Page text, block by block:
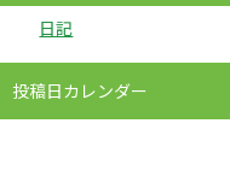
日記
投稿日カレンダー